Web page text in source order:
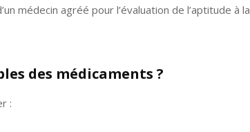
médecin agréé pour l’évaluation de l’aptitude à la
des médicaments ?
: